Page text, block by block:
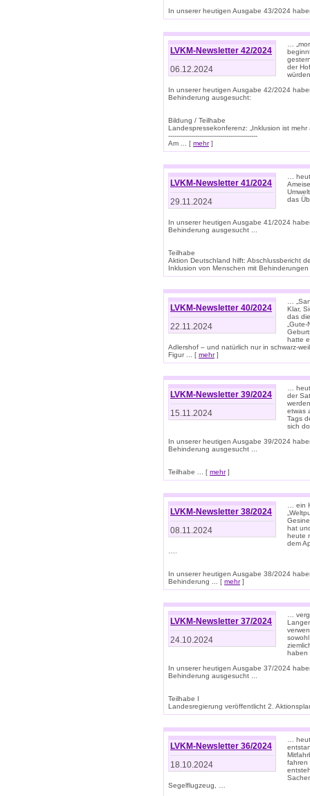
In unserer heutigen Ausgabe 43/2024
LVKM-Newsletter 42/2024
06.12.2024
…
der
In unserer heutigen Ausgabe 42/2024
Behinderung ausgesucht:
Bildung / Teilhabe
Landespressekonferenz: „Inklusion ist mehr
-------------------------------------------
Am ... [ mehr]
LVKM-Newsletter 41/2024
29.11.2024
…
das
In unserer heutigen Ausgabe 41/2024
Behinderung ausgesucht ...
Teilhabe
Aktion Deutschland hilft: Abschlussbericht
Inklusion von Menschen mit
LVKM-Newsletter 40/2024
22.11.2024
…
Klar,
das
hatte
Adlershof – und natürlich nur in schwarz-
Figur ... [ mehr]
LVKM-Newsletter 39/2024
15.11.2024
…
der
etwas
Tags
sich
In unserer heutigen Ausgabe 39/2024
Behinderung ausgesucht ...
Teilhabe ... [ mehr]
LVKM-Newsletter 38/2024
08.11.2024
… ein
hat
heute
dem
In unserer heutigen Ausgabe 38/2024
Behinderung ... [ mehr]
LVKM-Newsletter 37/2024
24.10.2024
…
In unserer heutigen Ausgabe 37/2024
Behinderung ausgesucht ...
Teilhabe I
Landesregierung veröffentlicht 2.
LVKM-Newsletter 36/2024
18.10.2024
…
fahren
Segelflugzeug, …